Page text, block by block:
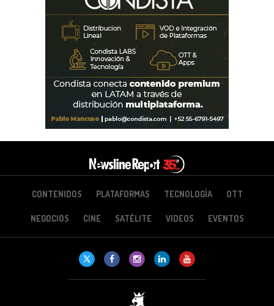
CONTENIDOS PLATAFORMAS TECNOLOGÍA OTT
NEGOCIOS CINE SATÉLITE VIDEOS EVENTOS